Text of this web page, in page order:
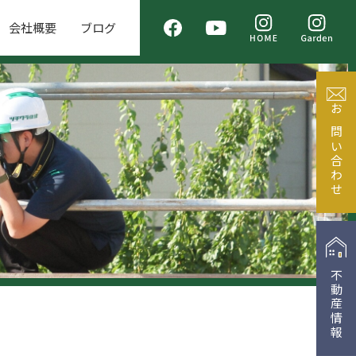
会社概要 ブログ
お問い合わせ
不動産情報